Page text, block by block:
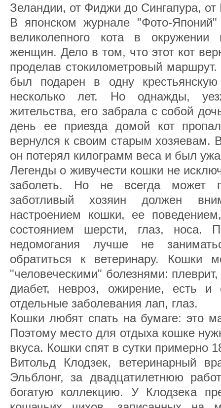
Зеландии, от Фиджи до Сингапура,
В японском журнале "Фото-
великолепного кота в окружении
женщин. Дело в том, что этот кот
проделав стокилометровый
был подарен в одну
несколько лет. Но однажды,
жительства, его забрала с собой
день ее приезда домой кот
вернулся к своим старым хозяевам.
он потерял килограмм веса и был
Легенды о живучести кошки не
заболеть. Но не всегда может
заботливый хозяин должен
настроением кошки, ее
состоянием шерсти, глаз, носа.
недомогания лучше не
обратиться к ветеринару. Кошки
"человеческими" болезнями:
диабет, невроз, ожирение, есть и
отдельные заболевания лап, глаз.
Кошки любят спать на бумаге: это
Поэтому место для отдыха кошке
вкуса. Кошки спят в сутки примерно
Витольд Клодзек, ветеринарный
Эльблонг, за двадцатилетнюю
богатую коллекцию. У Клодзека